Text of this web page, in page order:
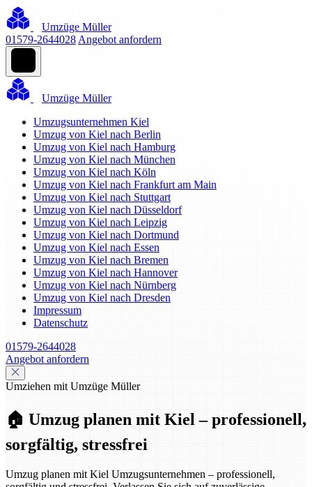
Umzüge Müller
01579-2644028 Angebot anfordern
Umzüge Müller
Umzugsunternehmen Kiel
Umzug von Kiel nach Berlin
Umzug von Kiel nach Hamburg
Umzug von Kiel nach München
Umzug von Kiel nach Köln
Umzug von Kiel nach Frankfurt am Main
Umzug von Kiel nach Stuttgart
Umzug von Kiel nach Düsseldorf
Umzug von Kiel nach Leipzig
Umzug von Kiel nach Dortmund
Umzug von Kiel nach Essen
Umzug von Kiel nach Bremen
Umzug von Kiel nach Hannover
Umzug von Kiel nach Nürnberg
Umzug von Kiel nach Dresden
Impressum
Datenschutz
01579-2644028
Angebot anfordern
Umziehen mit Umzüge Müller
🏠 Umzug planen mit Kiel – professionell,
sorgfältig, stressfrei
Umzug planen mit Kiel Umzugsunternehmen – professionell,